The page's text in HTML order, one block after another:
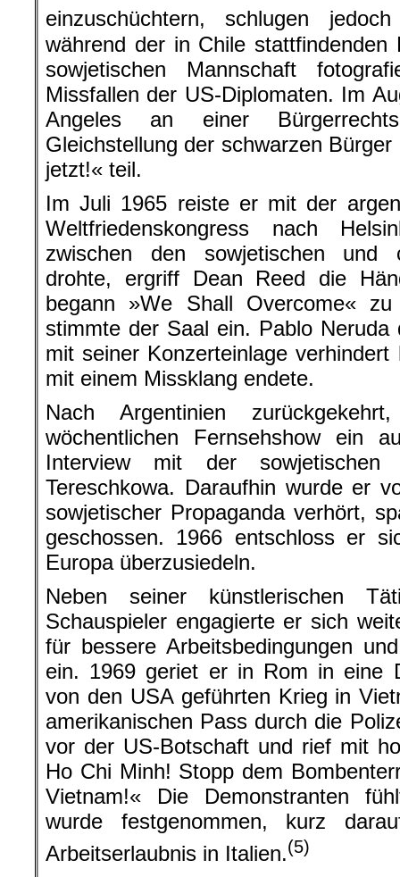
einzuschüchtern, schlugen
während der in Chile
sowjetischen Mannschaft
Missfallen der US-Diplomaten. Im
Angeles an einer
Gleichstellung der schwarzen
jetzt!« teil.
Im Juli 1965 reiste er mit der
Weltfriedenskongress nach
zwischen den sowjetischen und
drohte, ergriff Dean Reed die
begann »We Shall Overcome«
stimmte der Saal ein. Pablo
mit seiner Konzerteinlage
mit einem Missklang endete.
Nach Argentinien
wöchentlichen Fernsehshow ein
Interview mit der sowjetischen
Tereschkowa. Daraufhin wurde er
sowjetischer Propaganda verhört,
geschossen. 1966 entschloss er
Europa überzusiedeln.
Neben seiner künstlerischen
Schauspieler engagierte er sich
für bessere Arbeitsbedingungen
ein. 1969 geriet er in Rom in eine
von den USA geführten Krieg in
amerikanischen Pass durch die
vor der US-Botschaft und rief mit
Ho Chi Minh! Stopp dem
Vietnam!« Die Demonstranten
wurde festgenommen, kurz
Arbeitserlaubnis in Italien.(5)